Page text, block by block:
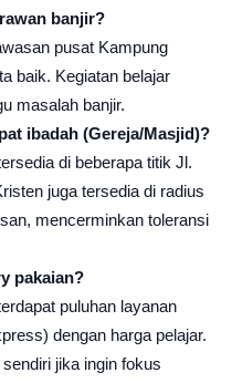
banjir?
pusat Kampung
baik. Kegiatan belajar
masalah banjir.
ibadah (Gereja/Masjid)?
di beberapa titik Jl.
juga tersedia di radius
mencerminkan toleransi
pakaian?
puluhan layanan
dengan harga pelajar.
jika ingin fokus